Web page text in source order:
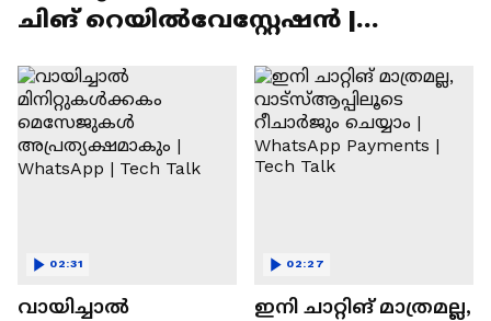
ചിങ് റെയിൽവേസ്റ്റേഷൻ |
വായിച്ചാൽ
02:31
ഇനി ചാറ്റിങ് മാത്രമല്ല,
02:27